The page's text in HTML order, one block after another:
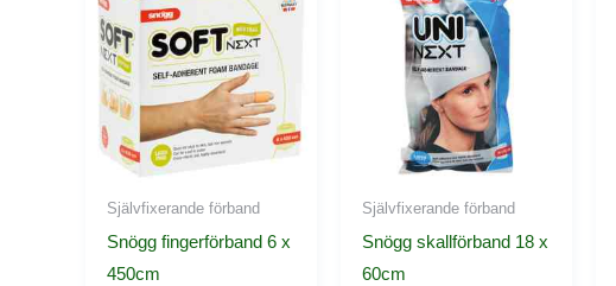
Självfixerande förband
Snögg fingerförband 6 x
450cm
Självfixerande förband
Snögg skallförband 18 x
60cm